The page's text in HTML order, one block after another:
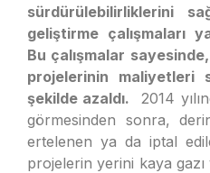
sürdürülebilirliklerini
geliştirme çalışmaları
Bu çalışmalar
projelerinin maliyetleri
şekilde azaldı. 2014
görmesinden sonra,
ertelenen ya da iptal
projelerin yerini kaya gazı